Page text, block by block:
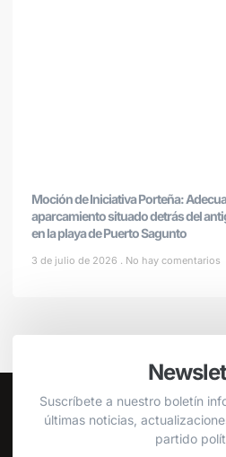
Moción de Iniciativa Porteña:
aparcamiento situado detrás del
en la playa de Puerto Sagunto
3 de julio de 2026 No hay comentarios
Suscríbete a nuestro boletín
últimas noticias,
partido